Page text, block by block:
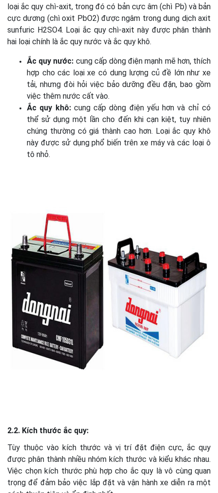
loại ắc quy chì-axit, trong đó có bản cực âm (chì Pb) và bản
cực dương (chì oxit PbO2) được ngâm trong dung dịch axit
sunfuric H2SO4. Loại ắc quy chì-axit này được phân thành
hai loại chính là ắc quy nước và ắc quy khô.
Ắc quy nước: cung cấp dòng điện mạnh mẽ hơn, thích
hợp cho các loại xe có dung lượng củ đề lớn như xe
tải, nhưng đòi hỏi việc bảo dưỡng đều đặn, bao gồm
việc thêm nước cất vào.
Ắc quy khô:cung cấp dòng điện yếu hơn và chỉ có
thể sử dụng một lần cho đến khi cạn kiệt, tuy nhiên
chúng thường có giá thành cao hơn. Loại ắc quy khô
này được sử dụng phổ biến trên xe máy và các loại ô
tô nhỏ.
2.2. Kích thước ắc quy:
Tùy thuộc vào kích thước và vị trí đặt điện cực, ắc quy
được phân thành nhiều nhóm kích thước và kiểu khác nhau.
Việc chọn kích thước phù hợp cho ắc quy là vô cùng quan
trọng để đảm bảo việc lắp đặt và vận hành xe diễn ra một